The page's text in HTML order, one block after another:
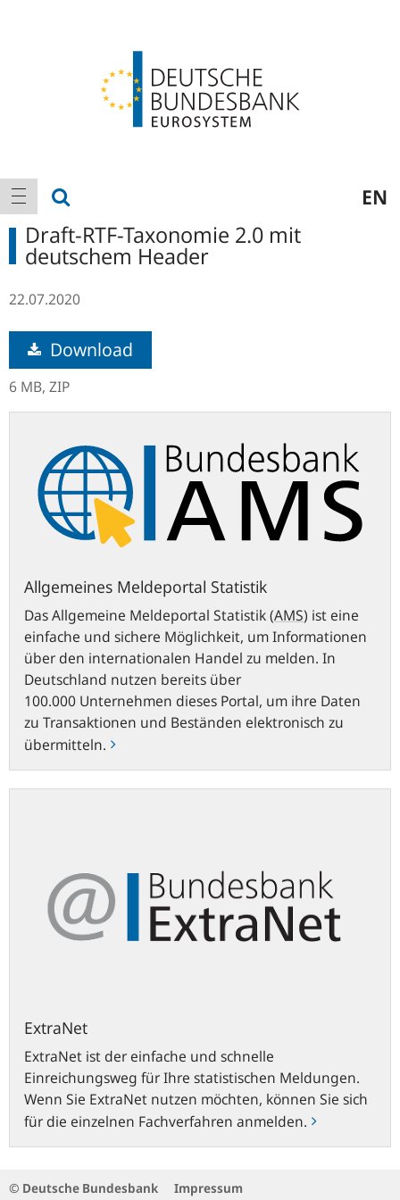
Hauptnavigation
Navigation anzeigen EN
Draft-RTF-Taxonomie 2.0 mit
deutschem Header
22.07.2020
Download
6 MB, ZIP
Allgemeines Meldeportal Statistik
Das Allgemeine Meldeportal Statistik(AMS) ist eine
einfache und sichere Möglichkeit, um Informationen
über den internationalen Handel zu melden. In
Deutschland nutzen bereits über
100.000 Unternehmen dieses Portal, um ihre Daten
zu Transaktionen und Beständen elektronisch zu
übermitteln.
Meldeportal
Statistik
ExtraNet
ExtraNet ist der einfache und schnelle
Einreichungsweg für Ihre statistischen Meldungen.
Wenn Sie ExtraNet nutzen möchten, können Sie sich
für die einzelnen Fachverfahren anmelden.
© Deutsche Bundesbank Impressum